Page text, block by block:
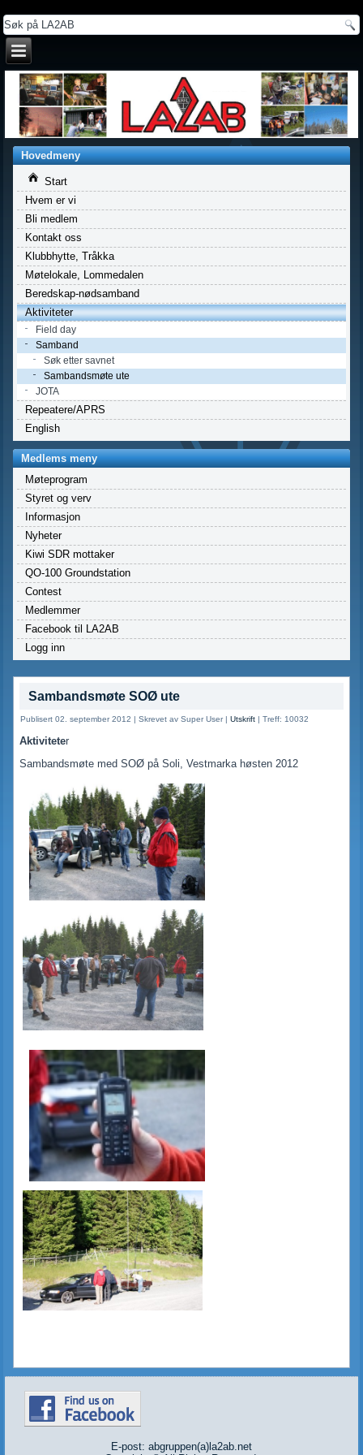
Hovedmeny
Start
Hvem er vi
Bli medlem
Kontakt oss
Klubbhytte, Tråkka
Møtelokale, Lommedalen
Beredskap-nødsamband
Aktiviteter
Field day
Samband
Søk etter savnet
Sambandsmøte ute
JOTA
Repeatere/APRS
English
Medlems meny
Møteprogram
Styret og verv
Informasjon
Nyheter
Kiwi SDR mottaker
QO-100 Groundstation
Contest
Medlemmer
Facebook til LA2AB
Logg inn
Sambandsmøte SOØ ute
Publisert 02. september 2012 |Skrevet av Super User|Utskrift |Treff: 10032
Aktiviteter
Sambandsmøte med SOØ på Soli, Vestmarka høsten 2012
E-post: abgruppen(a)la2ab.net